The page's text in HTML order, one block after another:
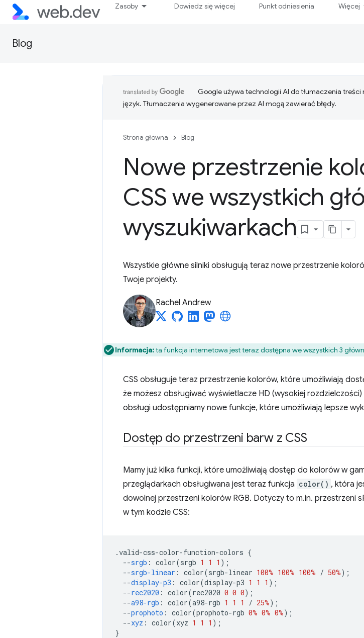
Zasoby Dowiedz się więcej Punkt odniesienia Więcej
Blog
Google używa technologii AI do tłumaczenia treści
język. Tłumaczenia wygenerowane przez AI mogą zawierać błędy.
Strona główna Blog
Nowe przestrzenie
CSS we wszystkich
wyszukiwarkach
Wszystkie główne silniki obsługują teraz nowe przestrzenie
Twoje projekty.
Rachel Andrew
Informacja:ta funkcja internetowa jest teraz dostępna we wszystkich 3
CSS obsługuje teraz przestrzenie kolorów, które umożliwiają
że możesz obsługiwać wyświetlacze HD (wysokiej
obsługi udostępniamy nowe funkcje, które umożliwiają lepsze
Dostęp do przestrzeni barw z CSS
Mamy już kilka funkcji, które umożliwiają dostęp do kolorów w
przeglądarkach obsługiwana jest teraz funkcja color() , która
dowolnej przestrzeni kolorów RGB. Dotyczy to m.in. przestrzeni
w tym kodzie CSS:
.valid-css-color-function-colors {
--srgb : color(srgb 1 1 1 );
--srgb-linear : color(srgb-linear 100% 100% 100% / 50%);
--display-p3 : color(display-p3 1 1 1 );
--rec2020 : color(rec2020 0 0 0);
--a98-rgb : color(a98-rgb 1 1 1 / 25%);
--prophoto : color(prophoto-rgb 0% 0% 0%);
--xyz : color(xyz 1 1 1 );
}